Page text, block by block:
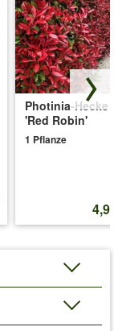
Photinia-Hecke
'Red Robin'
1 Pflanze